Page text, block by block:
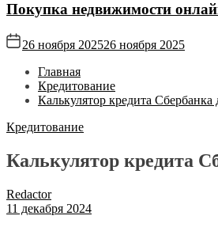
Покупка недвижимости
26 ноября 202526 ноября 2025
Главная
Кредитование
Калькулятор кредита Сбербанка
Кредитование
Калькулятор кредита
Redactor
11 декабря 2024